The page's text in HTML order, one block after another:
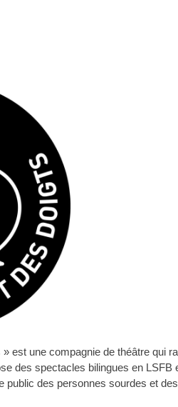
est une compagnie de théâtre qui
des spectacles bilingues en LSFB
des personnes sourdes et